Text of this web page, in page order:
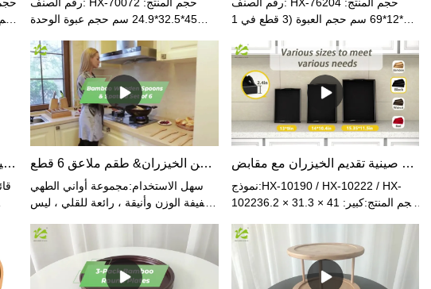
45*32.5*24.9 سم حجم عبوة الوحدة
الخارجي (6 قطع في 1 كرتون):
47.8*29.5*37 سم الوزن الصافي: 1.78
كجم/قطعة المواد: الخيزران اللون:
طبيعي
33*12*69 سم حجم العبوة (3 قطع في 1
الصافي: 1.5 كجم الوزن الإجمالي: 2.1
كجم نوع الرف: رف معلق المواد:
الخيزران اللون: طبيعي
رفوف النبيذ Ruichang قائمة بذاتها على الأرض، رف عرض لتخزين النبيذ من الخيزران المقاوم للاهتزاز وحامل زجاجات النبيذ للمطبخ ملاعق خشبية من الخيزران& طقم ملاعق 6 قطع
سهل الاستخدام:مجموعة أواني الطهي
خفيفة الوزن وأنيقة ، رائعة للقلي ، ليس
الطهي عملاً ثقيلًا ، يمكنك الاستمتاع
بسهولة بعملية الطهي. آمنة:مجموعة
أواني الطهي لدينا منحوتة من قطعة
واحدة من الخيزران وليست مصنوعة من
مجموعات صينية تقديم الخيزران مع مقابض
نموذج:HX-10190 / HX-10222 / HX-
10223حجم المنتج:كبير: 41 × 31.3 × 6.2
سمصغير: 35.2 × 25.2 × 6.2 سمالحجم
46 سمالوزن الصافي:2.35 كجمالوزن
الإجمالي:2.58 كجممادة:الخيزرانلون: